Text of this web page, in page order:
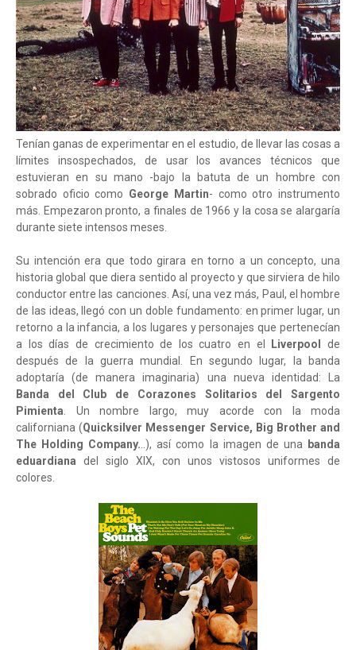
Tenían ganas de experimentar en el estudio, de llevar las cosas a
límites insospechados, de usar los avances técnicos que
estuvieran en su mano -bajo la batuta de un hombre con
sobrado oficio como George Martin- como otro instrumento
más. Empezaron pronto, a finales de 1966 y la cosa se alargaría
durante siete intensos meses.
Su intención era que todo girara en torno a un concepto, una
historia global que diera sentido al proyecto y que sirviera de hilo
conductor entre las canciones. Así, una vez más, Paul, el hombre
de las ideas, llegó con un doble fundamento: en primer lugar, un
retorno a la infancia, a los lugares y personajes que pertenecían
a los días de crecimiento de los cuatro en el
Liverpoolde
después de la guerra mundial. En segundo lugar, la banda
adoptaría (de manera imaginaria) una nueva identidad: La
Banda del Club de Corazones Solitarios del Sargento
Pimienta . Un nombre largo, muy acorde con la moda
californiana (Quicksilver Messenger Service, Big Brother and
The Holding Company. ..), así como la imagen de una
banda
eduardiana del siglo XIX, con unos vistosos uniformes de
colores.